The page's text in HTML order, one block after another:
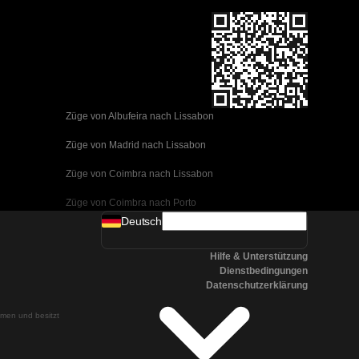
Züge von Albufeira nach Lissabon
Züge von Madrid nach Lissabon
Züge von Coimbra nach Lissabon
Züge von Coimbra nach Porto
Züge von Valencia nach Barcelona
Züge von Malaga nach Barcelona
Züge von Malaga nach Madrid
Züge von Cordoba nach Madrid
und besitzt
Deutsch
Hilfe & Unterstützung
Dienstbedingungen
Datenschutzerklärung